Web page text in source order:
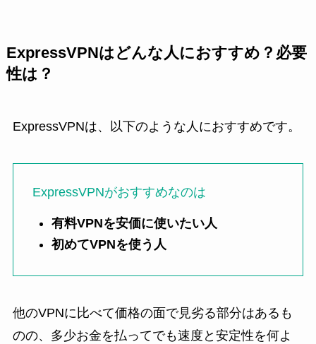
ExpressVPNはどんな人におすすめ？必要
性は？
ExpressVPNは、以下のような人におすすめです。
ExpressVPNがおすすめなのは
有料VPNを安価に使いたい人
初めてVPNを使う人
他のVPNに比べて価格の面で見劣る部分はあるも
のの、多少お金を払ってでも速度と安定性を何よ